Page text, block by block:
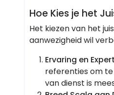
Hoe Kies je het
Het kiezen van het
aanwezigheid wil
Ervaring en
referenties om
van dienst is